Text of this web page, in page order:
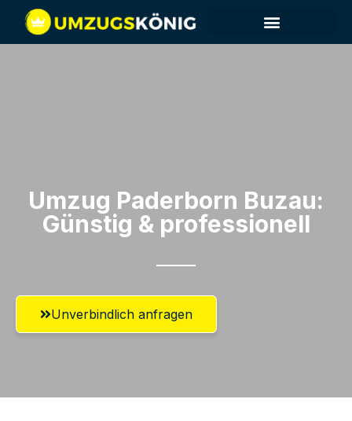
Umzug Paderborn​ Buzau:
Günstig & professionell​
Unverbindlich anfragen